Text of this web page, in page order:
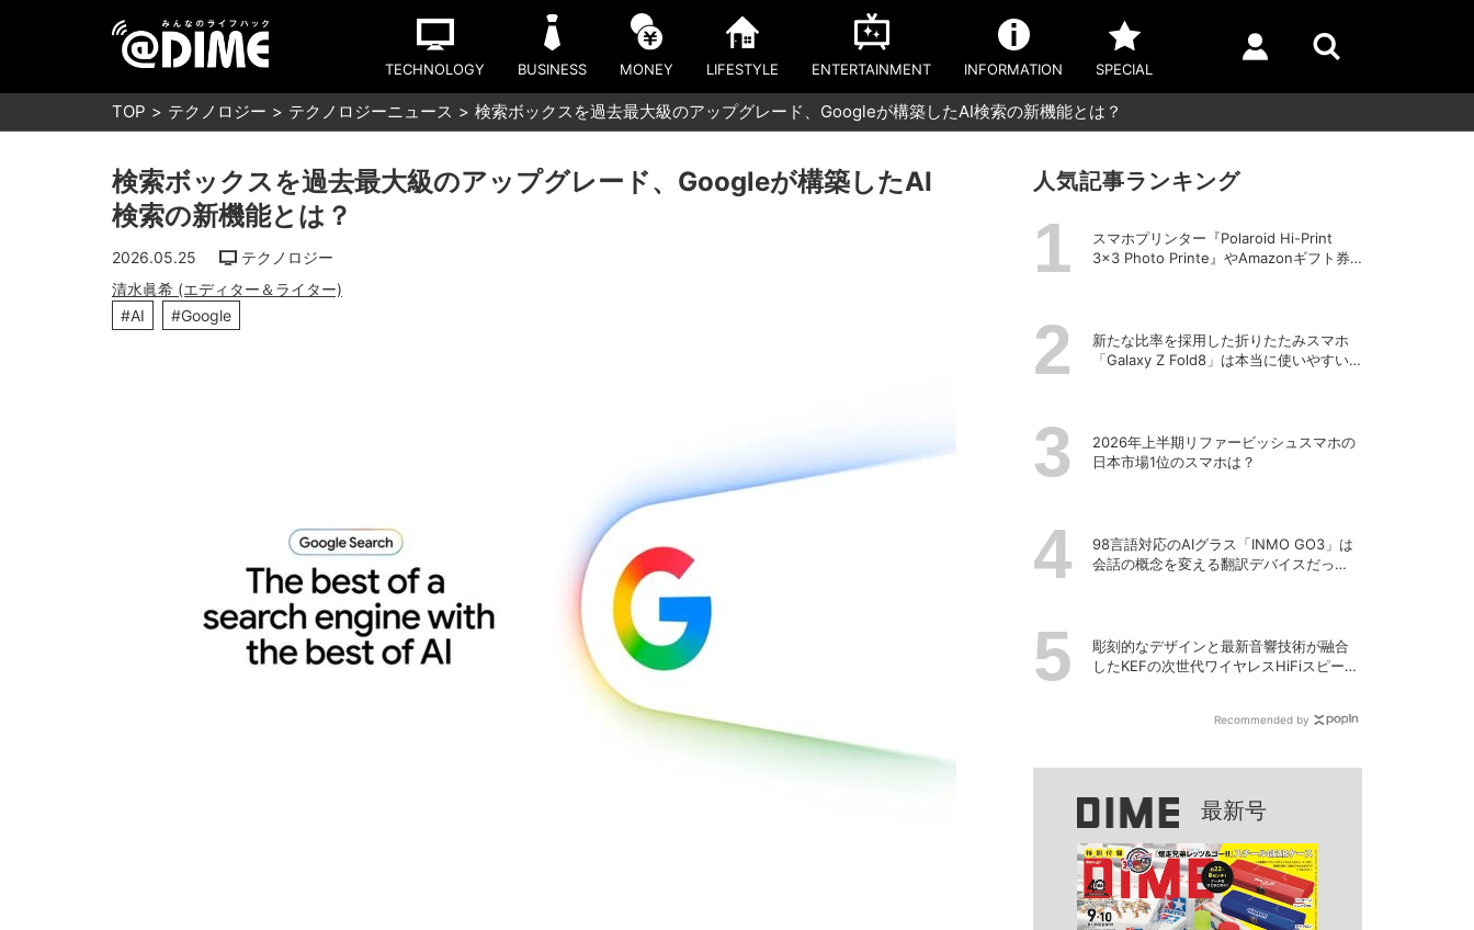
TECHNOLOGY BUSINESS MONEY LIFESTYLE ENTERTAINMENT INFORMATION SPECIAL
TOP テクノロジー テクノロジーニュース 検索ボックスを過去最大級のアップグレード、Googleが構築したAI検索の新機能とは？
検索ボックスを過去最大級のアップグレード、Googleが構築したAI
検索の新機能とは？
2026.05.25
テクノロジー
清水眞希 (エディター＆ライター)
#AI
#Google
人気記事ランキング
スマホプリンター『Polaroid Hi-Print
3×3 Photo Printe』やAmazonギフト券
新たな比率を採用した折りたたみスマホ
「Galaxy Z Fold8」は本当に使いやすい
2026年上半期リファービッシュスマホの
日本市場1位のスマホは？
98言語対応のAIグラス「INMO GO3」は
会話の概念を変える翻訳デバイスだっ
彫刻的なデザインと最新音響技術が融合
したKEFの次世代ワイヤレスHiFiスピーカ
Recommended by
最新号